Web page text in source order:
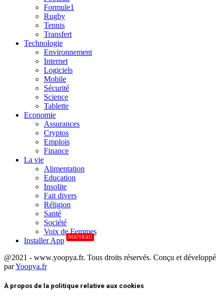
Formule1
Rugby
Tennis
Transfert
Technologie
Environnement
Internet
Logiciels
Mobile
Sécurité
Science
Tablette
Economie
Assurances
Cryptos
Emplois
Finance
La vie
Alimentation
Education
Insolite
Fait divers
Réligion
Santé
Société
Voix de Femmes
Installer App
NOUVEAU
@2021 - www.yoopya.fr. Tous droits réservés. Conçu et développé
parYoopya.fr
À propos de la politique relative aux cookies